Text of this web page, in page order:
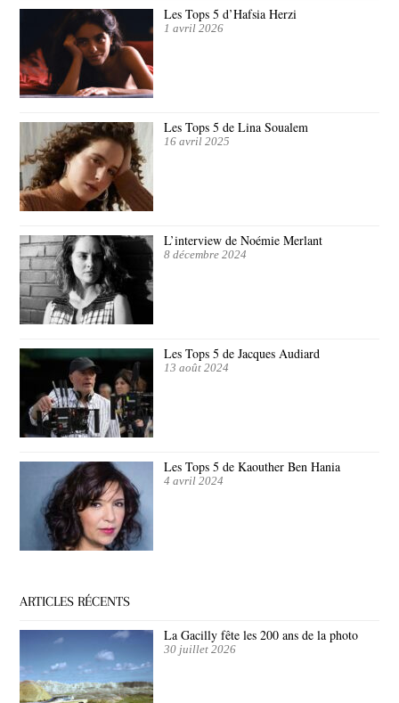
Les Tops 5 d’Hafsia Herzi
1 avril 2026
Les Tops 5 de Lina Soualem
16 avril 2025
L’interview de Noémie Merlant
8 décembre 2024
Les Tops 5 de Jacques Audiard
13 août 2024
Les Tops 5 de Kaouther Ben Hania
4 avril 2024
ARTICLES RÉCENTS
La Gacilly fête les 200 ans de la photo
30 juillet 2026